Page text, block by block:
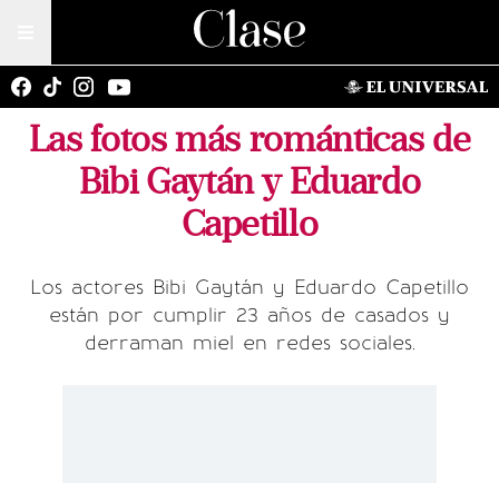
Las fotos más románticas de
Bibi Gaytán y Eduardo
Capetillo
Los actores Bibi Gaytán y Eduardo Capetillo
están por cumplir 23 años de casados y
derraman miel en redes sociales.